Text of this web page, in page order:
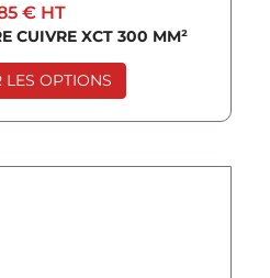
€ HT
CUIVRE XCT 300 MM²
LES OPTIONS